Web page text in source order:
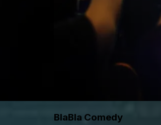
BlaBla Comedy